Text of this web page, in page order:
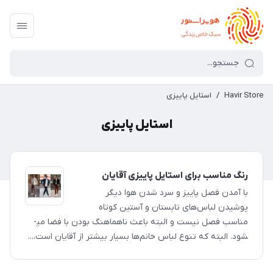
Havir Store
/ استایل پاییزی
استایل پاییزی
رنگ مناسب برای استایل پاییزی آقایان
با آمدن فصل پاییز و سرد شدن هوا دیگر
پوشیدن لباس‌های تابستان و آستین کوتاه
مناسب فصل نیست و البته باعث ناهماهنگ بودن با فضا می­
شود. البته که تنوع لباس خانم‌ها بسیار بیشتر از آقایان است،...